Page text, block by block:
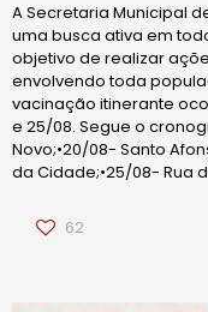
A Secretaria Municipal
uma busca ativa em
objetivo de realizar
envolvendo toda
vacinação itinerante
e 25/08. Segue o
Novo;•20/08- Santo
da Cidade;•25/08- Rua
62